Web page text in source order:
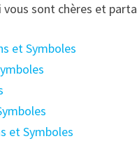
sont chères et
et Symboles
et Symboles